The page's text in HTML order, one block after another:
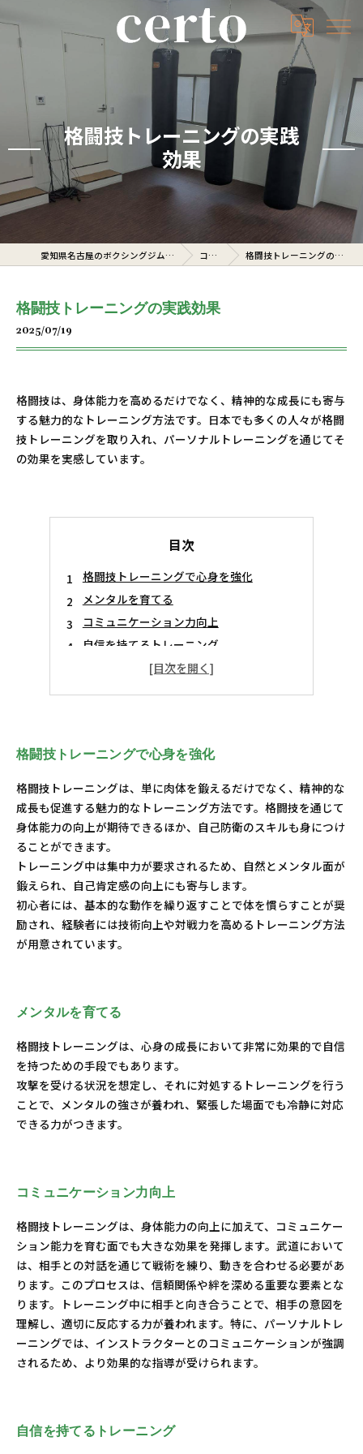
格闘技トレーニングの実践
効果
愛知県名古屋のボクシングジムならcerto コラム 格闘技トレーニングの実践効果
格闘技トレーニングの実践効果
2025/07/19
格闘技は、身体能力を高めるだけでなく、精神的な成長にも寄与
する魅力的なトレーニング方法です。日本でも多くの人々が格闘
技トレーニングを取り入れ、パーソナルトレーニングを通じてそ
の効果を実感しています。
目次
格闘技トレーニングで心身を強化
メンタルを育てる
コミュニケーション力向上
自信を持てるトレーニング
格闘技トレーニングで心身を強化
格闘技トレーニングは、単に肉体を鍛えるだけでなく、精神的な
成長も促進する魅力的なトレーニング方法です。格闘技を通じて
身体能力の向上が期待できるほか、自己防衛のスキルも身につけ
ることができます。
トレーニング中は集中力が要求されるため、自然とメンタル面が
鍛えられ、自己肯定感の向上にも寄与します。
初心者には、基本的な動作を繰り返すことで体を慣らすことが奨
励され、経験者には技術向上や対戦力を高めるトレーニング方法
が用意されています。
メンタルを育てる
格闘技トレーニングは、心身の成長において非常に効果的で自信
を持つための手段でもあります。
攻撃を受ける状況を想定し、それに対処するトレーニングを行う
ことで、メンタルの強さが養われ、緊張した場面でも冷静に対応
できる力がつきます。
コミュニケーション力向上
格闘技トレーニングは、身体能力の向上に加えて、コミュニケー
ション能力を育む面でも大きな効果を発揮します。武道において
は、相手との対話を通じて戦術を練り、動きを合わせる必要があ
ります。このプロセスは、信頼関係や絆を深める重要な要素とな
ります。トレーニング中に相手と向き合うことで、相手の意図を
理解し、適切に反応する力が養われます。特に、パーソナルトレ
ーニングでは、インストラクターとのコミュニケーションが強調
されるため、より効果的な指導が受けられます。
自信を持てるトレーニング